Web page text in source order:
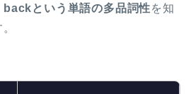
backという単語の多品詞性を知